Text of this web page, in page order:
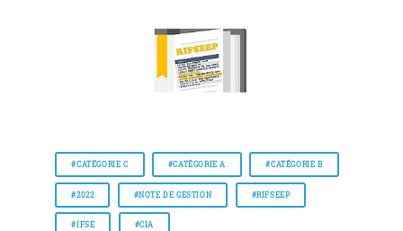
#CATÉGORIE C #CATÉGORIE A #CATÉGORIE B
#2022 #NOTE DE GESTION #RIFSEEP
#IFSE #CIA